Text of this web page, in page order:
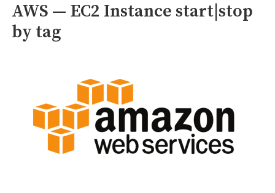
AWS — EC2 Instance start|stop
by tag